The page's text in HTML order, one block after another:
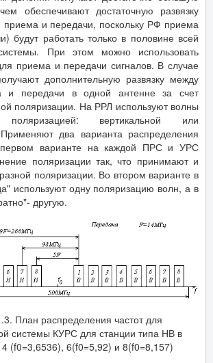
обеспечивают достаточную развязку
приема и передачи, поскольку РФ приема
будут работать только в половине всей
При этом можно использовать
приема и передачи сигналов. В случае
дополнительную развязку между
и передачи в одной антенне за счет
поляризации. На РРЛ используют волны
вертикальной или
Применяют два варианта распределения
варианте на каждой ПРС и УРС
поляризации так, что принимают и
поляризации. Во втором варианте в
используют одну поляризацию волн, а в
другую.
План распределения частот для
системы КУРС для станции типа НВ в
(f0=3,6536), 6(f0=5,92) и 8(f0=8,157)